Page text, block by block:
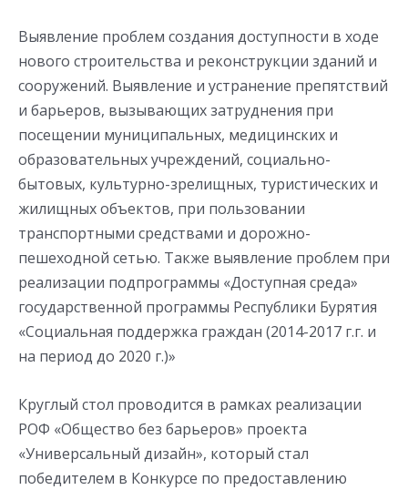
Выявление проблем создания доступности в ходе
нового строительства и реконструкции зданий и
сооружений. Выявление и устранение препятствий
и барьеров, вызывающих затруднения при
посещении муниципальных, медицинских и
образовательных учреждений, социально-
бытовых, культурно-зрелищных, туристических и
жилищных объектов, при пользовании
транспортными средствами и дорожно-
пешеходной сетью. Также выявление проблем при
реализации подпрограммы «Доступная среда»
государственной программы Республики Бурятия
«Социальная поддержка граждан (2014-2017 г.г. и
на период до 2020 г.)»
Круглый стол проводится в рамках реализации
РОФ «Общество без барьеров» проекта
«Универсальный дизайн», который стал
победителем в Конкурсе по предоставлению